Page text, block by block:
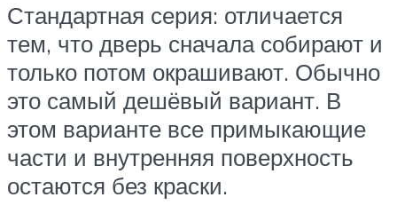
Стандартная серия: отличается
тем, что дверь сначала собирают и
только потом окрашивают. Обычно
это самый дешёвый вариант. В
этом варианте все примыкающие
части и внутренняя поверхность
остаются без краски.